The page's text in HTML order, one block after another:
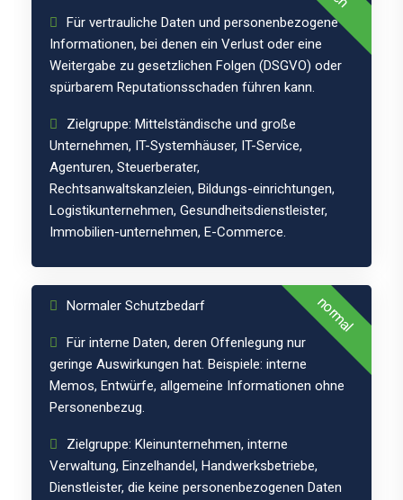
Für vertrauliche Daten und personenbezogene
Informationen, bei denen ein Verlust oder eine
Weitergabe zu gesetzlichen Folgen (DSGVO) oder
spürbarem Reputationsschaden führen kann.
Zielgruppe: Mittelständische und große
Unternehmen, IT-Systemhäuser, IT-Service,
Agenturen, Steuerberater,
Rechtsanwaltskanzleien, Bildungs-einrichtungen,
Logistikunternehmen, Gesundheitsdienstleister,
Immobilien-unternehmen, E-Commerce.
normal
Schutzklasse
1
Normaler Schutzbedarf
Für interne Daten, deren Offenlegung nur
geringe Auswirkungen hat. Beispiele: interne
Memos, Entwürfe, allgemeine Informationen ohne
Personenbezug.
Zielgruppe: Kleinunternehmen, interne
Verwaltung, Einzelhandel, Handwerksbetriebe,
Dienstleister, die keine personenbezogenen Daten